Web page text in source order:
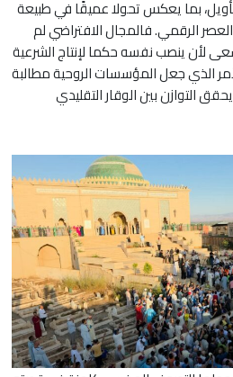
بما يعكس تحولا عميقًا في طبيعة
الرقمي. فالمجال الافتراضي لم
لأن ينصب نفسه حكما لإنتاج الشرعية
الذي جعل المؤسسات الروحية مطالبة
التوازن بين الوقار التقليدي